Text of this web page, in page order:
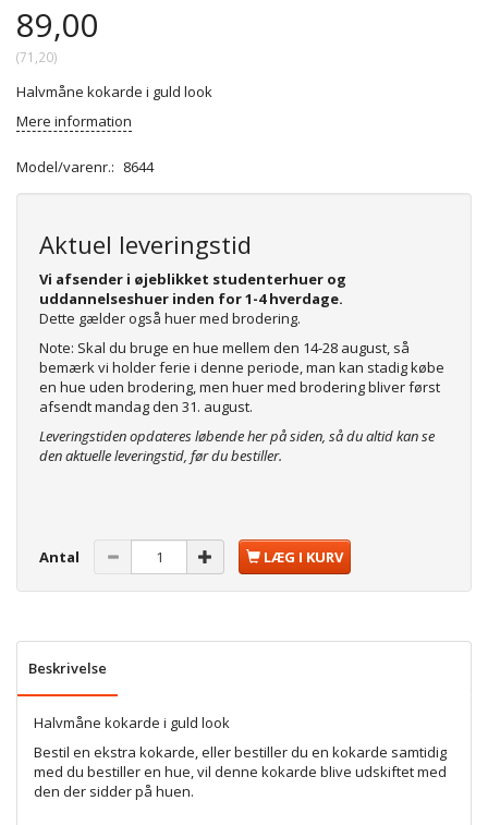
89,00
(71,20)
Halvmåne kokarde i guld look
Mere information
Model/varenr.: 8644
Aktuel leveringstid
Vi afsender i øjeblikket studenterhuer og
uddannelseshuer inden for 1-4 hverdage.
Dette gælder også huer med brodering.
Note: Skal du bruge en hue mellem den 14-28 august, så
bemærk vi holder ferie i denne periode, man kan stadig købe
en hue uden brodering, men huer med brodering bliver først
afsendt mandag den 31. august.
Leveringstiden opdateres løbende her på siden, så du altid kan se
den aktuelle leveringstid, før du bestiller.
Antal LÆG I KURV
Beskrivelse
Halvmåne kokarde i guld look
Bestil en ekstra kokarde, eller bestiller du en kokarde samtidig
med du bestiller en hue, vil denne kokarde blive udskiftet med
den der sidder på huen.